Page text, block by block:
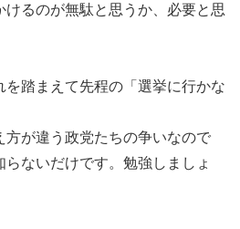
るのが無駄と思うか、必要と思
踏まえて先程の「選挙に行かな
が違う政党たちの争いなので
ないだけです。勉強しましょ